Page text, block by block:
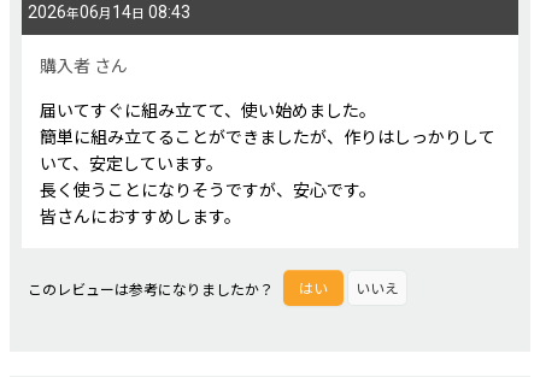
星の数:
年代 :
性別:
2026年06月 14日 08:43
購入者 さん
届いてすぐに組み立てて、使い始めました。
簡単に組み立てることができましたが、作りはしっかりして
いて、安定しています。
長く使うことになりそうですが、安心です。
皆さんにおすすめします。
このレビューは参考になりましたか？ はい いいえ